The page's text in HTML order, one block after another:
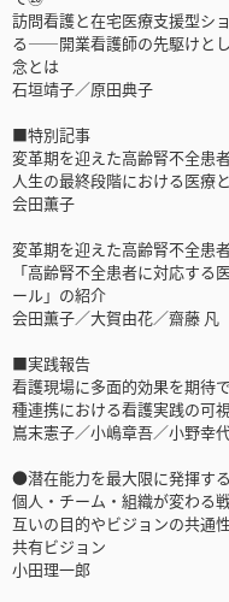
訪問看護と在宅医療支援型シ
る――開業看護師の先駆けと
念とは
石垣靖子／原田典子
■特別記事
変革期を迎えた高齢腎不全患
人生の最終段階における医療
会田薫子
変革期を迎えた高齢腎不全患
「高齢腎不全患者に対応す
ール」の紹介
会田薫子／大賀由花／齋藤 凡
■実践報告
看護現場に多面的効果を期待
種連携における看護実践の可
嶌末憲子／小嶋章吾／小野幸
●潜在能力を最大限に発揮す
個人・チーム・組織が変わる
互いの目的やビジョンの共通
共有ビジョン
小田理一郎